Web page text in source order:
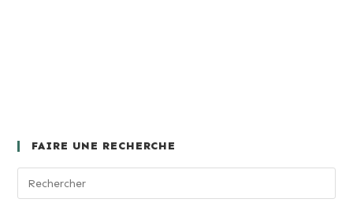
FAIRE UNE RECHERCHE